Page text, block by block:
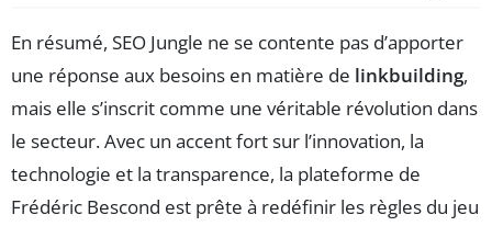
En résumé, SEO Jungle ne se contente pas d’apporter
une réponse aux besoins en matière de linkbuilding,
mais elle s’inscrit comme une véritable révolution dans
le secteur. Avec un accent fort sur l’innovation, la
technologie et la transparence, la plateforme de
Frédéric Bescond est prête à redéfinir les règles du jeu